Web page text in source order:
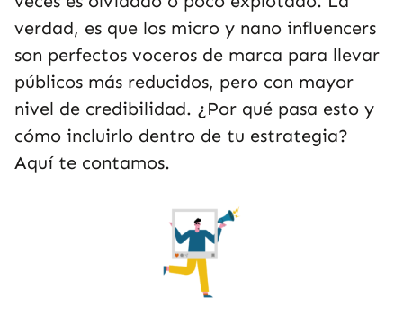
verdad, es que los micro y nano influencers
son perfectos voceros de marca para llevar
públicos más reducidos, pero con mayor
nivel de credibilidad. ¿Por qué pasa esto y
cómo incluirlo dentro de tu estrategia?
Aquí te contamos.